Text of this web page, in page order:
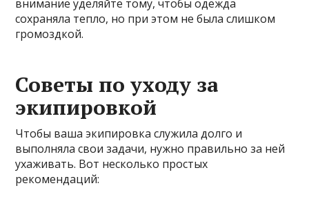
внимание уделяйте тому, чтобы одежда
сохраняла тепло, но при этом не была слишком
громоздкой.
Советы по уходу за
экипировкой
Чтобы ваша экипировка служила долго и
выполняла свои задачи, нужно правильно за ней
ухаживать. Вот несколько простых
рекомендаций: